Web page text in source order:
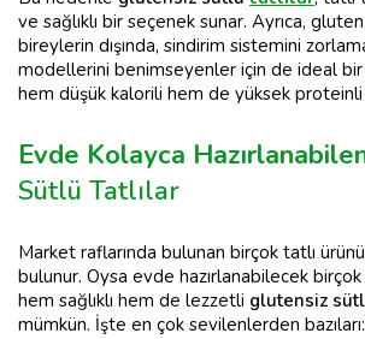
ve sağlıklı bir seçenek sunar. Ayrıca,
bireylerin dışında, sindirim sistemini
modellerini benimseyenler için de ideal
hem düşük kalorili hem de yüksek
Evde Kolayca
Sütlü Tatlılar
Market raflarında bulunan birçok tatlı
bulunur. Oysa evde hazırlanabilecek
hem sağlıklı hem de lezzetli glutensiz
mümkün. İşte en çok sevilenlerden bazıları: